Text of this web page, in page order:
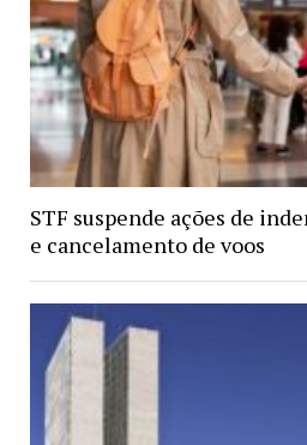
STF suspende ações de
e cancelamento de voos